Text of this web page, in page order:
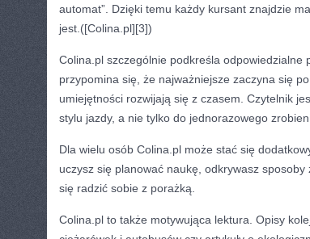
automat”. Dzięki temu każdy kursant znajdzie
jest.([Colina.pl][3])
Colina.pl szczególnie podkreśla odpowiedzialne
przypomina się, że najważniejsze zaczyna się
umiejętności rozwijają się z czasem. Czytelnik
stylu jazdy, a nie tylko do jednorazowego
Dla wielu osób Colina.pl może stać się
uczysz się planować naukę, odkrywasz
się radzić sobie z porażką.
Colina.pl to także motywująca lektura. Opisy